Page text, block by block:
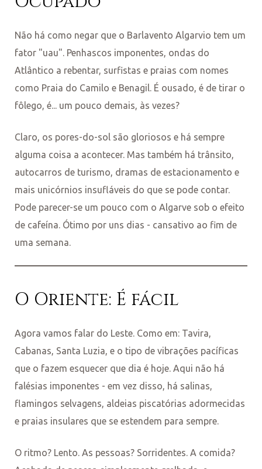
Não há como negar que o Barlavento Algarvio tem um
fator "uau". Penhascos imponentes, ondas do
Atlântico a rebentar, surfistas e praias com nomes
como Praia do Camilo e Benagil. É ousado, é de tirar o
fôlego, é... um pouco demais, às vezes?
Claro, os pores-do-sol são gloriosos e há sempre
alguma coisa a acontecer. Mas também há trânsito,
autocarros de turismo, dramas de estacionamento e
mais unicórnios insufláveis do que se pode contar.
Pode parecer-se um pouco com o Algarve sob o efeito
de cafeína. Ótimo por uns dias - cansativo ao fim de
uma semana.
O Oriente: É fácil
Agora vamos falar do Leste. Como em: Tavira,
Cabanas, Santa Luzia, e o tipo de vibrações pacíficas
que o fazem esquecer que dia é hoje. Aqui não há
falésias imponentes - em vez disso, há salinas,
flamingos selvagens, aldeias piscatórias adormecidas
e praias insulares que se estendem para sempre.
O ritmo? Lento. As pessoas? Sorridentes. A comida?